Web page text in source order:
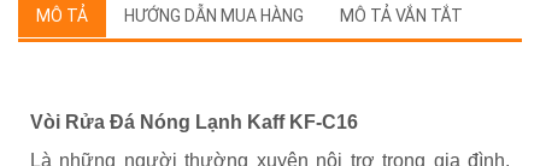
MÔ TẢ HƯỚNG DẪN MUA HÀNG MÔ TẢ VẮN TẮT
Vòi Rửa Đá Nóng Lạnh Kaff KF-C16
Là những người thường xuyên nội trợ trong gia đình,